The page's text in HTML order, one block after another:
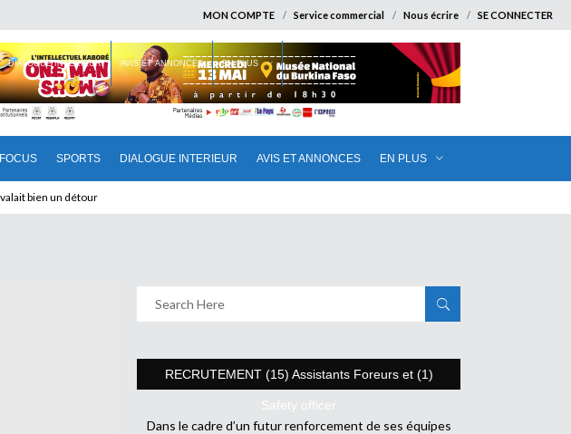
MON COMPTE Service commercial Nous écrire SE CONNECTER
FOCUS SPORTS DIALOGUE INTERIEUR AVIS ET ANNONCES EN PLUS
DIALOGUE INTERIEUR AVIS ET ANNONCES EN PLUS
RECRUTEMENT (15) Assistants Foreurs et (1)
Safety officer
Dans le cadre d’un futur renforcement de ses équipes